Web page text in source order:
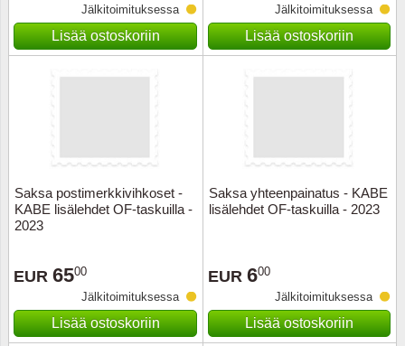
Jälkitoimituksessa
Lisää ostoskoriin
Jälkitoimituksessa
Lisää ostoskoriin
Saksa postimerkkivihkoset -
KABE lisälehdet OF-taskuilla -
2023
EUR 6500
Jälkitoimituksessa
Lisää ostoskoriin
Saksa yhteenpainatus - KABE
lisälehdet OF-taskuilla - 2023
EUR 600
Jälkitoimituksessa
Lisää ostoskoriin